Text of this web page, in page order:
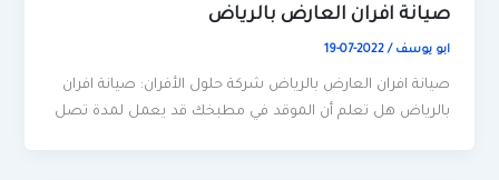
صيانة افران العارض بالرياض
ابو يوسف/
2022-07-19
صيانة افران العارض بالرياض شركة حلول الأفران: صيانة افران
بالرياض هل تعلم أن الموقد في مطبخك قد يعمل لمدة تصل